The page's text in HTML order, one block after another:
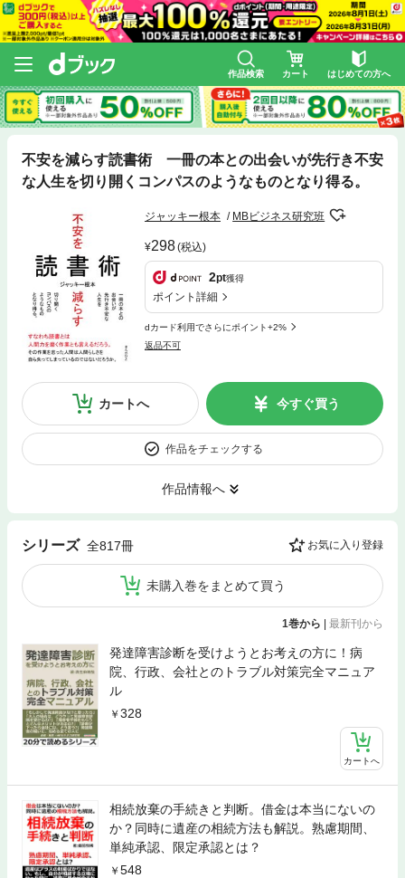
作品検索 カート はじめての方へ
不安を減らす読書術 一冊の本との出会いが先行き不安
な人生を切り開くコンパスのようなものとなり得る。
ジャッキー根本 MBビジネス研究班
298(税込)
2pt獲得
ポイント詳細
dカード利用でさらにポイント+2%
返品不可
カートへ 今すぐ買う
作品をチェックする
作品情報へ
シリーズ 全817冊 お気に入り登録
未購入巻をまとめて買う
1巻から | 最新刊から
発達障害診断を受けようとお考えの方に！病
院、行政、会社とのトラブル対策完全マニュア
ル
328
カートへ
相続放棄の手続きと判断。借金は本当にないの
か？同時に遺産の相続方法も解説。熟慮期間、
単純承認、限定承認とは？
548